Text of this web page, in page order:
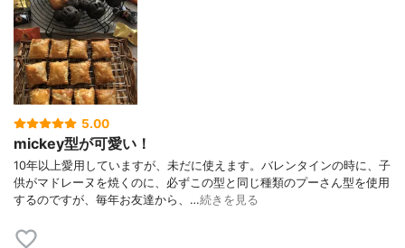
5.00
mickey型が可愛い！
10年以上愛用していますが、未だに使えます。バレンタインの時に、子
供がマドレーヌを焼くのに、必ずこの型と同じ種類のプーさん型を使用
するのですが、毎年お友達から、…続きを見る